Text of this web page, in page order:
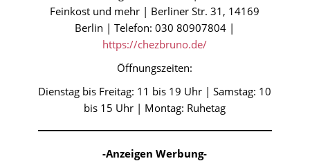
Feinkost und mehr | Berliner Str. 31, 14169
Berlin | Telefon: 030 80907804 |
https://chezbruno.de/
Öffnungszeiten:
Dienstag bis Freitag: 11 bis 19 Uhr | Samstag: 10
bis 15 Uhr | Montag: Ruhetag
-Anzeigen Werbung-